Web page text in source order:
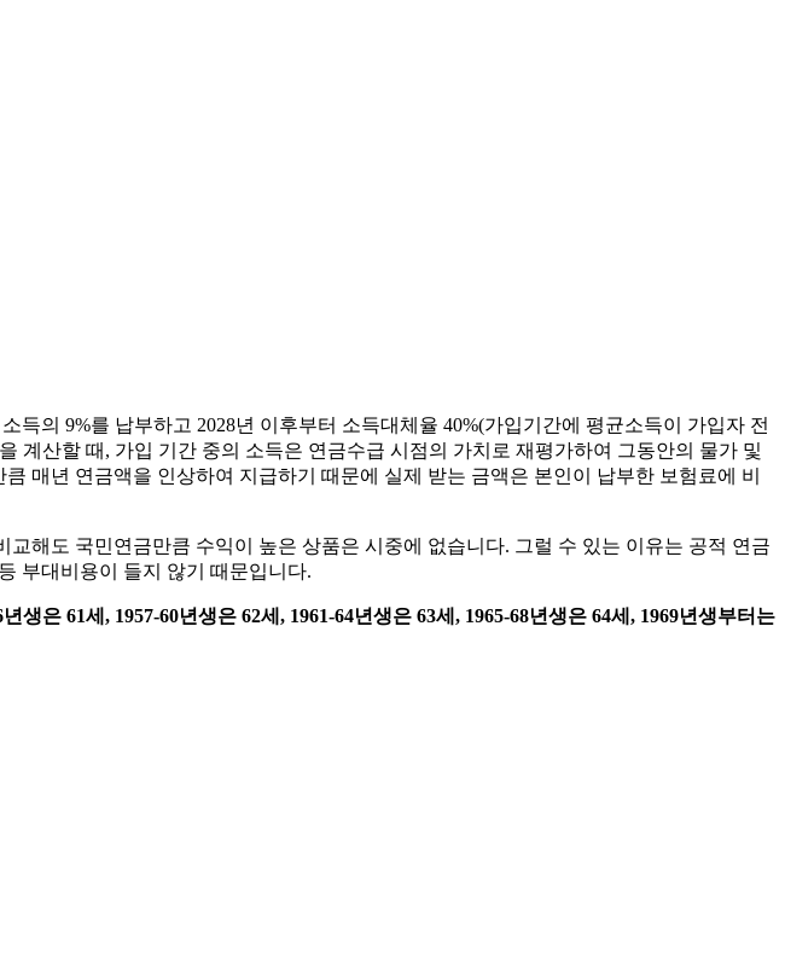
의 9%를 납부하고 2028년 이후부터 소득대체율 40%(가입기간에 평균소득이 가입자 전
계산할 때, 가입 기간 중의 소득은 연금수급 시점의 가치로 재평가하여 그동안의 물가 및
매년 연금액을 인상하여 지급하기 때문에 실제 받는 금액은 본인이 납부한 보험료에 비
해도 국민연금만큼 수익이 높은 상품은 시중에 없습니다. 그럴 수 있는 이유는 공적 연금
부대비용이 들지 않기 때문입니다.
은 61세, 1957-60년생은 62세, 1961-64년생은 63세, 1965-68년생은 64세, 1969년생부터는